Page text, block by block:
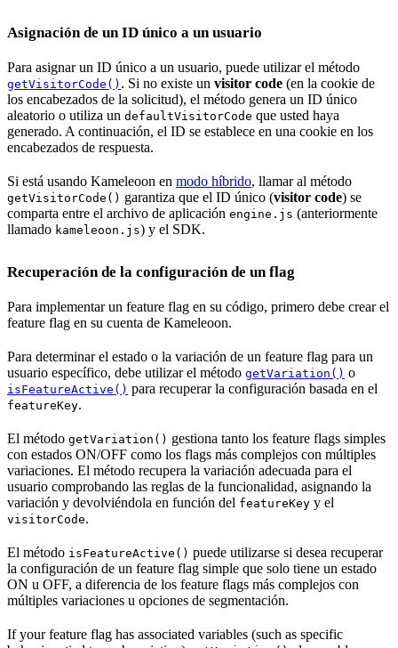
Asignación de un ID único a un usuario
Para asignar un ID único a un usuario, puede utilizar el método
getVisitorCode() . Si no existe un visitor code (en la cookie de
los encabezados de la solicitud), el método genera un ID único
aleatorio o utiliza un defaultVisitorCode que usted haya
generado. A continuación, el ID se establece en una cookie en los
encabezados de respuesta.
Si está usando Kameleoon en modo híbrido, llamar al método
getVisitorCode() garantiza que el ID único (visitor code) se
comparta entre el archivo de aplicación engine.js (anteriormente
llamado kameleoon.js) y el SDK.
Recuperación de la configuración de un flag
Para implementar un feature flag en su código, primero debe crear el
feature flag en su cuenta de Kameleoon.
Para determinar el estado o la variación de un feature flag para un
usuario específico, debe utilizar el método getVariation() o
isFeatureActive() para recuperar la configuración basada en el
featureKey.
El método getVariation() gestiona tanto los feature flags simples
con estados ON/OFF como los flags más complejos con múltiples
variaciones. El método recupera la variación adecuada para el
usuario comprobando las reglas de la funcionalidad, asignando la
variación y devolviéndola en función del featureKey y el
visitorCode.
El método isFeatureActive() puede utilizarse si desea recuperar
la configuración de un feature flag simple que solo tiene un estado
ON u OFF, a diferencia de los feature flags más complejos con
múltiples variaciones u opciones de segmentación.
If your feature flag has associated variables (such as specific